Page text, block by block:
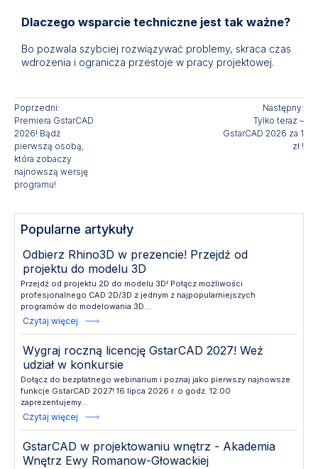
Dlaczego wsparcie techniczne jest tak ważne?
Bo pozwala szybciej rozwiązywać problemy, skraca czas
wdrożenia i ogranicza przestoje w pracy projektowej.
Poprzedni:
Premiera GstarCAD
2026! Bądź
pierwszą osobą,
która zobaczy
najnowszą wersję
programu!
Następny:
Tylko teraz –
GstarCAD 2026 za 1
zł !
Popularne artykuły
Odbierz Rhino3D w prezencie! Przejdź od
projektu do modelu 3D
Przejdź od projektu 2D do modelu 3D! Połącz możliwości
profesjonalnego CAD 2D/3D z jednym z najpopularniejszych
programów do modelowania 3D...
Czytaj więcej
Wygraj roczną licencję GstarCAD 2027! Weź
udział w konkursie
Dołącz do bezpłatnego webinarium i poznaj jako pierwszy najnowsze
funkcje GstarCAD 2027! 16 lipca 2026 r. o godz. 12:00
zaprezentujemy...
Czytaj więcej
GstarCAD w projektowaniu wnętrz - Akademia
Wnętrz Ewy Romanow-Głowackiej